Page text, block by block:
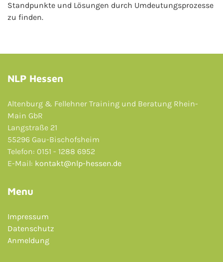
Standpunkte und Lösungen durch Umdeutungsprozesse
zu finden.
NLP Hessen
Altenburg & Fellehner Training und Beratung Rhein-
Main GbR
Langstraße 21
55296 Gau-Bischofsheim
Telefon: 0151 - 1288 6952
E-Mail: kontakt@nlp-hessen.de
Menu
Impressum
Datenschutz
Anmeldung